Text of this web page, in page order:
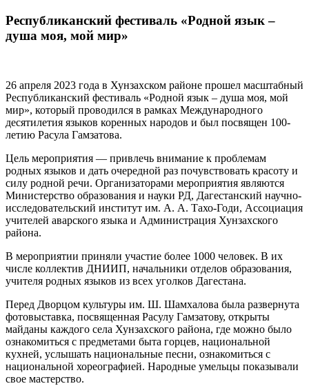
Республиканский фестиваль «Родной язык –
душа моя, мой мир»
26 апреля 2023 года в Хунзахском районе прошел масштабный
Республиканский фестиваль «Родной язык – душа моя, мой
мир», который проводился в рамках Международного
десятилетия языков коренных народов и был посвящен 100-
летию Расула Гамзатова.
Цель мероприятия — привлечь внимание к проблемам
родных языков и дать очередной раз почувствовать красоту и
силу родной речи. Организаторами мероприятия являются
Министерство образования и науки РД, Дагестанский научно-
исследовательский институт им. А. А. Тахо-Годи, Ассоциация
учителей аварского языка и Администрация Хунзахского
района.
В мероприятии приняли участие более 1000 человек. В их
числе коллектив ДНИИП, начальники отделов образования,
учителя родных языков из всех уголков Дагестана.
Перед Дворцом культуры им. Ш. Шамхалова была развернута
фотовыставка, посвященная Расулу Гамзатову, открыты
майданы каждого села Хунзахского района, где можно было
ознакомиться с предметами быта горцев, национальной
кухней, услышать национальные песни, ознакомиться с
национальной хореографией. Народные умельцы показывали
свое мастерство.